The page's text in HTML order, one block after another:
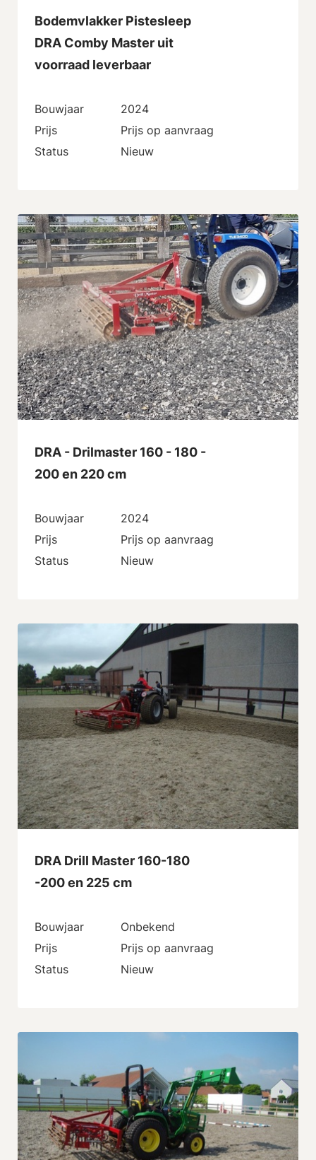
Bodemvlakker Pistesleep
DRA Comby Master uit
voorraad leverbaar
Bouwjaar
2024
Prijs
Prijs op aanvraag
Status
Nieuw
DRA - Drilmaster 160 - 180 -
200 en 220 cm
Bouwjaar
2024
Prijs
Prijs op aanvraag
Status
Nieuw
DRA Drill Master 160-180
-200 en 225 cm
Bouwjaar
Onbekend
Prijs
Prijs op aanvraag
Status
Nieuw